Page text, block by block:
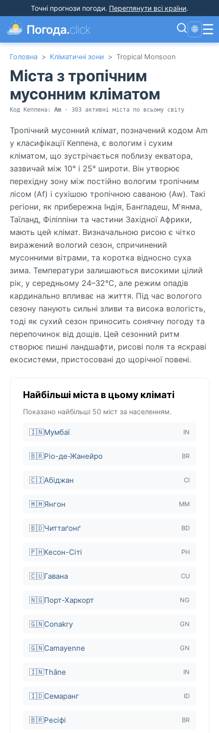
Точні прогнози погоди. Переглянути всі країни.
Погода.click 🌐 ☰
Головна > Кліматичні зони > Tropical Monsoon
Міста з тропічним
мусонним кліматом
Код Кеппена: Am · 303 активні міста по всьому світу
Тропічний мусонний клімат, позначений кодом Am
у класифікації Кеппена, є вологим і сухим
кліматом, що зустрічається поблизу екватора,
зазвичай між 10° і 25° широти. Він утворює
перехідну зону між постійно вологим тропічним
лісом (Af) і сухішою тропічною саваною (Aw). Такі
регіони, як прибережна Індія, Бангладеш, М'янма,
Таїланд, Філіппіни та частини Західної Африки,
мають цей клімат. Визначальною рисою є чітко
виражений вологий сезон, спричинений
мусонними вітрами, та коротка відносно суха
зима. Температури залишаються високими цілий
рік, у середньому 24–32°C, але режим опадів
кардинально впливає на життя. Під час вологого
сезону панують сильні зливи та висока вологість,
тоді як сухий сезон приносить сонячну погоду та
перепочинок від дощів. Цей сезонний ритм
створює пишні ландшафти, рисові поля та яскраві
екосистеми, пристосовані до щорічної повені.
Найбільші міста в цьому кліматі
Показано найбільші 50 міст за населенням.
🇮🇳Мумбаї IN
🇧🇷Ріо-де-Жанейро BR
🇨🇮Абіджан CI
🇲🇲Янгон MM
🇧🇩Читтаґонґ BD
🇵🇭Кесон-Сіті PH
🇨🇺Гавана CU
🇳🇬Порт-Харкорт NG
🇬🇳Conakry GN
🇬🇳Camayenne GN
🇮🇳Thāne IN
🇮🇩Семаранг ID
🇧🇷Ресіфі BR